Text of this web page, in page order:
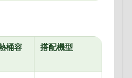
桶容
搭配機型